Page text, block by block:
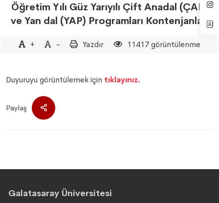
Öğretim Yılı Güz Yarıyılı Çift Anadal (ÇAP)
ve Yan dal (YAP) Programları Kontenjanları
+ - Yazdır 11417 görüntülenme
Duyuruyu görüntülemek için tıklayınız.
Paylaş
Galatasaray Üniversitesi